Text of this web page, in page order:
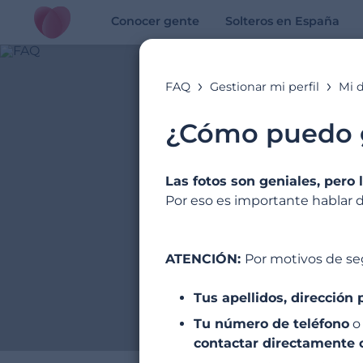
Conocer gente Solteros en España
FAQ Gestionar mi perfil Mi
¿Cómo
Las fotos son geniales,
Por eso es importante hablar
ATENCIÓN: Por motivos de
Tus apellidos, dirección
Tu número de teléfono
contactar directamente